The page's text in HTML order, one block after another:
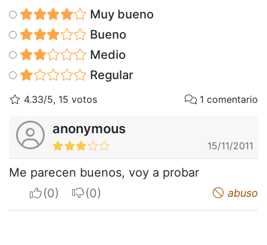
Muy bueno
Bueno
Medio
Regular
4.33/5, 15 votos 1 comentario
anonymous
15/11/2011
Me parecen buenos, voy a probar
I apreciateI do not appreciate abuso